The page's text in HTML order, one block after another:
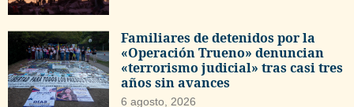
Familiares de detenidos por la
«Operación Trueno» denuncian
«terrorismo judicial» tras casi tres
años sin avances
6 agosto, 2026